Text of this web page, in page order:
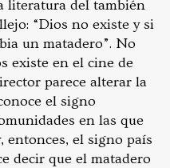
literatura del también
“Dios no existe y si
un matadero”. No
existe en el cine de
parece alterar la
el signo
en las que
entonces, el signo país
decir que el matadero